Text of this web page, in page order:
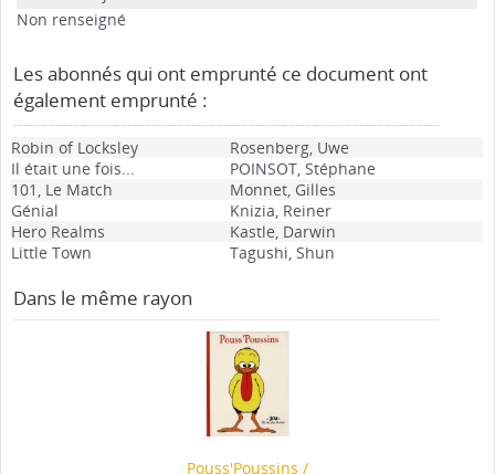
Non renseigné
Les abonnés qui ont emprunté ce document ont
également emprunté :
Robin of Locksley
Rosenberg, Uwe
Il était une fois...
POINSOT, Stéphane
101, Le Match
Monnet, Gilles
Génial
Knizia, Reiner
Hero Realms
Kastle, Darwin
Little Town
Tagushi, Shun
Dans le même rayon
Pouss'Poussins /